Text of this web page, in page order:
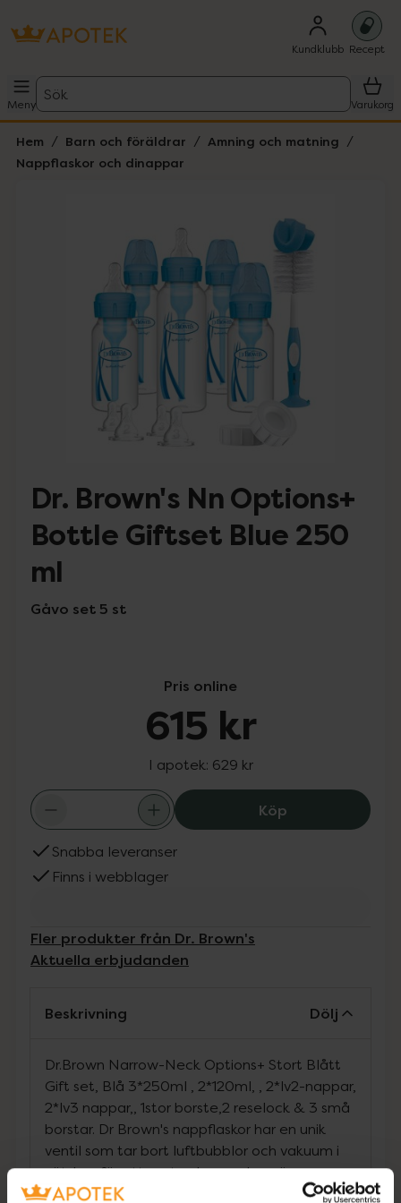
Kundklubb Recept
Meny
Sök
Varukorg
Hem Barn och föräldrar
Amning och matning
Nappflaskor och dinappar
Dr. Brown's Nn Options+
Bottle Giftset Blue 250
ml
Gåvo set 5 st
Pris online
615 kr
I apotek: 629 kr
KöpDr. Brown's Nn
Snabba leveranser
Finns i webblager
Fler produkter från Dr. Brown's
Aktuella erbjudanden
Beskrivning Dölj
Dr.Brown Narrow-Neck Options+ Stort Blått
Gift set, Blå 3*250ml , ​​2*120ml, , 2*lv2-nappar,
2*lv3 nappar,, 1stor borste,2 reselock & 3 små
borstar. Dr Brown's nappflaskor har en unik
ventil som tar bort luftbubblor och vakuum i
vätskan för att motverka magbesvär, som
kolik, hos barnet. Barnet kan suga i sin egen